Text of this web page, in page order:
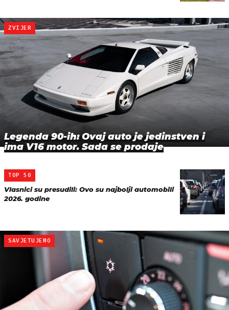
ZVIJER
Legenda 90-ih: Ovaj auto je jedinstven i
ima V16 motor. Sada se prodaje
TOP 50
Vlasnici su presudili: Ovo su najbolji automobili
2026. godine
SAVJETUJEMO